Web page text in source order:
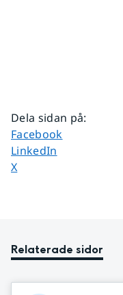
Dela sidan på:
Dela sidan på
Facebook
Dela sidan på
LinkedIn
Dela sidan på
X
Relaterade sidor